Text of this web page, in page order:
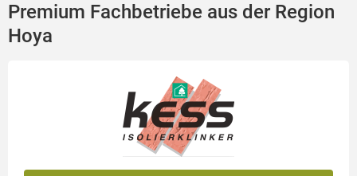
Premium Fachbetriebe aus der Region
Hoya